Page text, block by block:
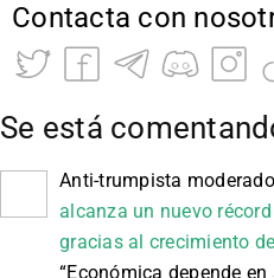
Contacta con
Se está
Anti-trumpista moderado
alcanza un nuevo
gracias al crecimiento
“Económica depende